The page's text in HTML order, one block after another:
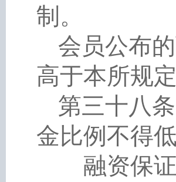
制。
会员公布
高于本所规
第三十八条
金比例不得
融资保证